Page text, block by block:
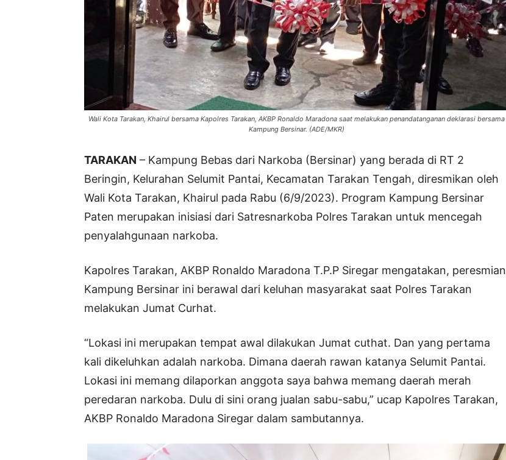
Wali Kota Tarakan, Khairul bersama Kapolres Tarakan, AKBP Ronaldo Maradona saat melakukan penandatanganan deklarasi bersama
Kampung Bersinar. (ADE/MKR)
TARAKAN – Kampung Bebas dari Narkoba (Bersinar) yang berada di RT 2
Beringin, Kelurahan Selumit Pantai, Kecamatan Tarakan Tengah, diresmikan oleh
Wali Kota Tarakan, Khairul pada Rabu (6/9/2023). Program Kampung Bersinar
Paten merupakan inisiasi dari Satresnarkoba Polres Tarakan untuk mencegah
penyalahgunaan narkoba.
Kapolres Tarakan, AKBP Ronaldo Maradona T.P.P Siregar mengatakan, peresmian
Kampung Bersinar ini berawal dari keluhan masyarakat saat Polres Tarakan
melakukan Jumat Curhat.
“Lokasi ini merupakan tempat awal dilakukan Jumat cuthat. Dan yang pertama
kali dikeluhkan adalah narkoba. Dimana daerah rawan katanya Selumit Pantai.
Lokasi ini memang dilaporkan anggota saya bahwa memang daerah merah
peredaran narkoba. Dulu di sini orang jualan sabu-sabu,” ucap Kapolres Tarakan,
AKBP Ronaldo Maradona Siregar dalam sambutannya.